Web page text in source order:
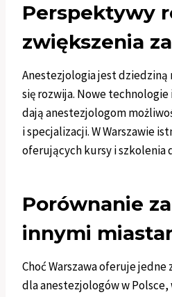
Perspektywy
zwiększenia
Anestezjologia jest
się rozwija. Nowe
dają anestezjologom
i specjalizacji. W Warszawie
oferujących kursy i szkolenia
Porównanie
innymi
Choć Warszawa oferuje
dla anestezjologów w